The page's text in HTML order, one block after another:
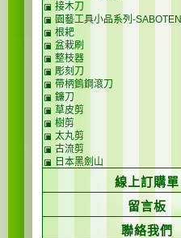
接木刀
園藝工具小品系列-SABOTEN
根耙
盆栽刷
整枝器
彫刻刀
帶柄鎢鋼滾刀
鐮刀
草皮剪
樹剪
太丸剪
古流剪
日本黑劍山
線上訂購單
留言板
聯絡我們